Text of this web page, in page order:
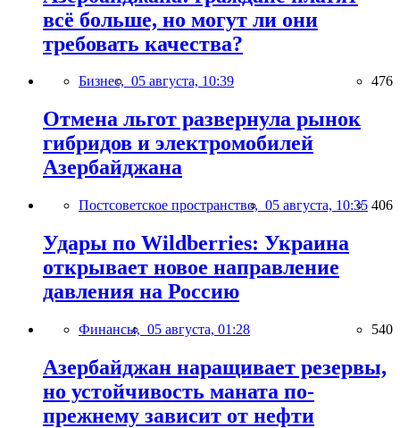
всё больше, но могут ли они
требовать качества?
Бизнес, 05 августа, 10:39 476
Отмена льгот развернула рынок
гибридов и электромобилей
Азербайджана
Постсоветское пространство, 05 августа, 10:35 406
Удары по Wildberries: Украина
открывает новое направление
давления на Россию
Финансы, 05 августа, 01:28 540
Азербайджан наращивает резервы,
но устойчивость маната по-
прежнему зависит от нефти